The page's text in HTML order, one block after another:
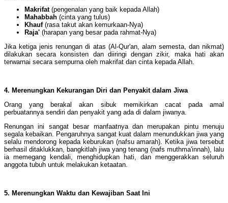
Makrifat(pengenalan yang baik kepada Allah)
Mahabbah (cinta yang tulus)
Khauf(rasa takut akan kemurkaan-Nya)
Raja' (harapan yang besar pada rahmat-Nya)
Jika ketiga jenis renungan di atas (Al-Qur'an, alam semesta, dan nikmat)
dilakukan secara konsisten dan diiringi dengan zikir, maka hati akan
terwarnai secara sempurna oleh makrifat dan cinta kepada Allah.
4. Merenungkan Kekurangan Diri dan Penyakit dalam Jiwa
Orang yang berakal akan sibuk memikirkan cacat pada amal
perbuatannya sendiri dan penyakit yang ada di dalam jiwanya.
Renungan ini sangat besar manfaatnya dan merupakan pintu menuju
segala kebaikan. Pengaruhnya sangat kuat dalam menundukkan jiwa yang
selalu mendorong kepada keburukan (nafsu amarah). Ketika jiwa tersebut
berhasil ditaklukkan, bangkitlah jiwa yang tenang (nafs muthma'innah), lalu
ia memegang kendali, menghidupkan hati, dan menggerakkan seluruh
anggota tubuh untuk melakukan ketaatan.
5. Merenungkan Waktu dan Kewajiban Saat Ini